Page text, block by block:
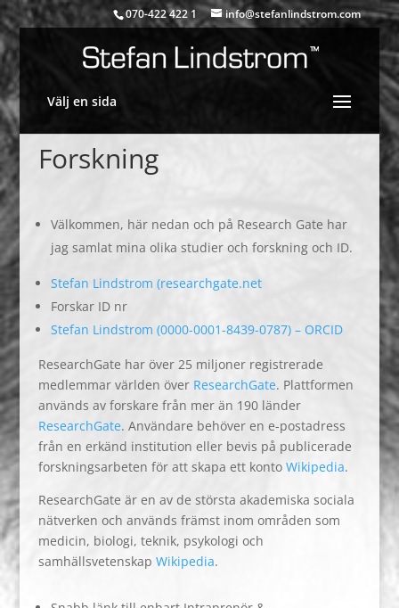
070-422 422 1 info@stefanlindstrom.com
Välj en sida
Forskning
Välkommen, här nedan och på Research Gate har
jag samlat mina olika studier och forskning och ID.
Stefan Lindstrom (researchgate.net
Forskar ID nr
Stefan Lindstrom (0000-0001-8439-0787) – ORCID
ResearchGate har över 25 miljoner registrerade
medlemmar världen över ResearchGate. Plattformen
används av forskare från mer än 190 länder
ResearchGate. Användare behöver en e-postadress
från en erkänd institution eller bevis på publicerade
forskningsarbeten för att skapa ett konto Wikipedia.
ResearchGate är en av de största akademiska sociala
nätverken och används främst inom områden som
medicin, biologi, teknik, psykologi och
samhällsvetenskap Wikipedia.